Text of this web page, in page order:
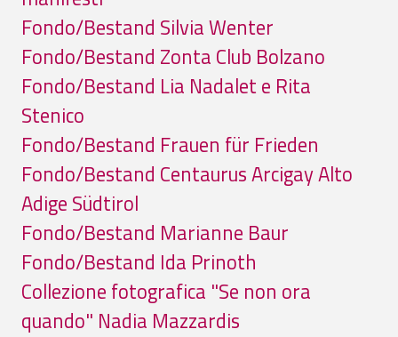
Fondo/Bestand Silvia Wenter
Fondo/Bestand Zonta Club Bolzano
Fondo/Bestand Lia Nadalet e Rita
Stenico
Fondo/Bestand Frauen für Frieden
Fondo/Bestand Centaurus Arcigay Alto
Adige Südtirol
Fondo/Bestand Marianne Baur
Fondo/Bestand Ida Prinoth
Collezione fotografica "Se non ora
quando" Nadia Mazzardis